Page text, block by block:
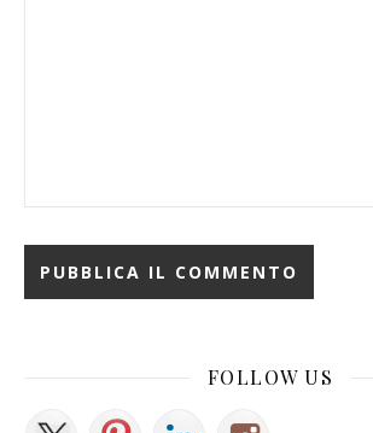
FOLLOW US